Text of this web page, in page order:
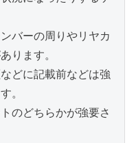
バーの周りやリヤカ
ります。
どに記載前などは強
。
のどちらかが強要さ